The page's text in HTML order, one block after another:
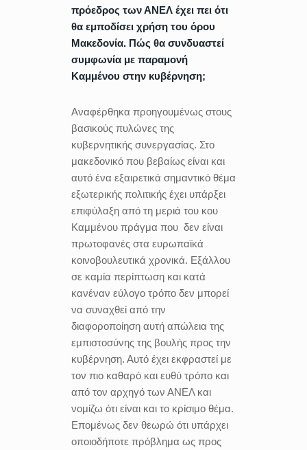
πρόεδρος των ΑΝΕΛ έχει πει ότι
θα εμποδίσει χρήση του όρου
Μακεδονία. Πώς θα συνδυαστεί
συμφωνία με παραμονή
Καμμένου στην κυβέρνηση;
Αναφέρθηκα προηγουμένως στους
βασικούς πυλώνες της
κυβερνητικής συνεργασίας. Στο
μακεδονικό που βεβαίως είναι και
αυτό ένα εξαιρετικά σημαντικό θέμα
εξωτερικής πολιτικής έχει υπάρξει
επιφύλαξη από τη μεριά του κου
Καμμένου πράγμα που δεν είναι
πρωτοφανές στα ευρωπαϊκά
κοινοβουλευτικά χρονικά. Εξάλλου
σε καμία περίπτωση και κατά
κανέναν εύλογο τρόπο δεν μπορεί
να συναχθεί από την
διαφοροποίηση αυτή απώλεια της
εμπιστοσύνης της βουλής προς την
κυβέρνηση. Αυτό έχει εκφραστεί με
τον πιο καθαρό και ευθύ τρόπο και
από τον αρχηγό των ΑΝΕΛ και
νομίζω ότι είναι και το κρίσιμο θέμα.
Επομένως δεν θεωρώ ότι υπάρχει
οποιοδήποτε πρόβλημα ως προς